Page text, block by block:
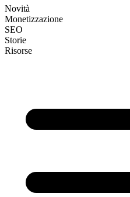
Novità
Monetizzazione
SEO
Storie
Risorse